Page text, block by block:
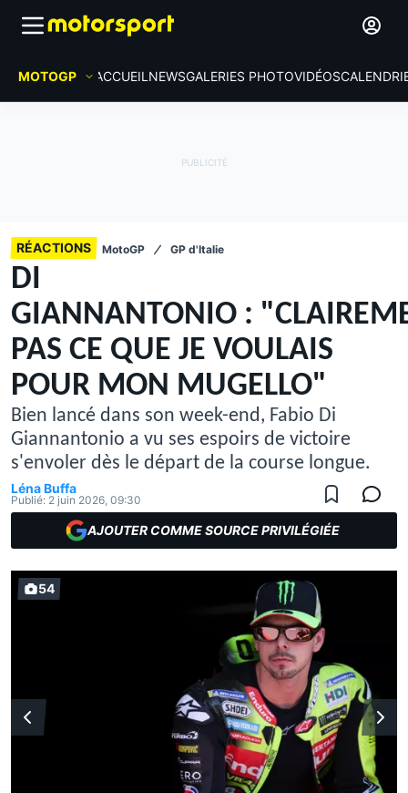
MOTOGP ACCUEIL NEWSGALERIES PHOTOVIDÉOS
RÉACTIONS MotoGP GP d'Italie
DI
GIANNANTONIO :
PAS CE QUE JE VOULAIS
POUR MON MUGELLO"
Bien lancé dans son week-end, Fabio Di
Giannantonio a vu ses espoirs de victoire
s'envoler dès le départ de la course longue.
Léna Buffa
Publié: 2 juin 2026, 09:30
AJOUTER COMME SOURCE PRIVILÉGIÉE
54